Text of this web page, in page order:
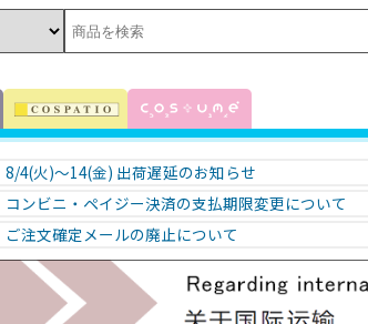
8/4(火)～14(金) 出荷遅延のお知らせ
コンビニ・ペイジー決済の支払期限変更について
ご注文確定メールの廃止について